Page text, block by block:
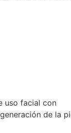
uso facial con
de la